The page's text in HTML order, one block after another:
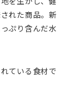
れた商品。新
ぷり含んだ水
ている食材で